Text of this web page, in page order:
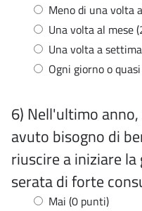
Meno di una volta
Una volta al mese
Una volta a
Ogni giorno o
6) Nell'ultimo
avuto bisogno di
riuscire a iniziare
serata di forte
Mai (0 punti)